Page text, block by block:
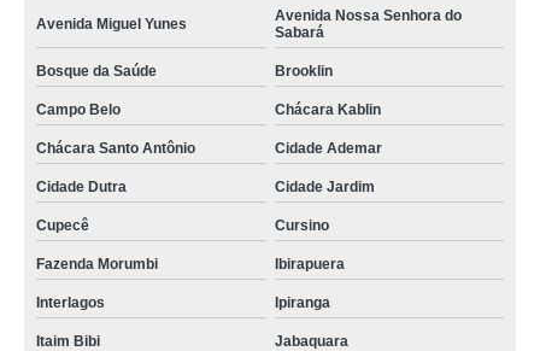
Avenida Miguel Yunes
Avenida Nossa Senhora do
Sabará
Bosque da Saúde Brooklin
Campo Belo Chácara Kablin
Chácara Santo Antônio Cidade Ademar
Cidade Dutra Cidade Jardim
Cupecê Cursino
Fazenda Morumbi Ibirapuera
Interlagos Ipiranga
Itaim Bibi Jabaquara